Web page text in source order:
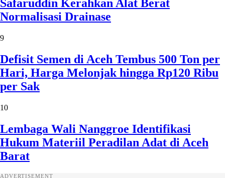
Safaruddin Kerahkan Alat Berat
Normalisasi Drainase
9
Defisit Semen di Aceh Tembus 500 Ton per
Hari, Harga Melonjak hingga Rp120 Ribu
per Sak
10
Lembaga Wali Nanggroe Identifikasi
Hukum Materiil Peradilan Adat di Aceh
Barat
ADVERTISEMENT